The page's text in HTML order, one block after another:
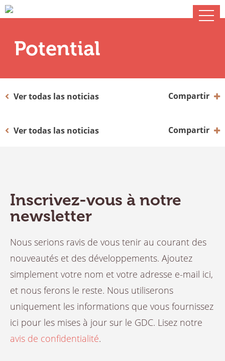
Potential
Ver todas las noticias Compartir
Ver todas las noticias Compartir
Inscrivez-vous à notre
newsletter
Nous serions ravis de vous tenir au courant des
nouveautés et des développements. Ajoutez
simplement votre nom et votre adresse e-mail ici,
et nous ferons le reste. Nous utiliserons
uniquement les informations que vous fournissez
ici pour les mises à jour sur le GDC. Lisez notre
avis de confidentialité.